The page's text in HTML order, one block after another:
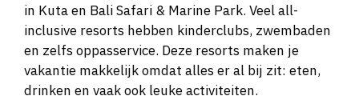
in Kuta en Bali Safari & Marine Park. Veel all-
inclusive resorts hebben kinderclubs, zwembaden
en zelfs oppasservice. Deze resorts maken je
vakantie makkelijk omdat alles er al bij zit: eten,
drinken en vaak ook leuke activiteiten.